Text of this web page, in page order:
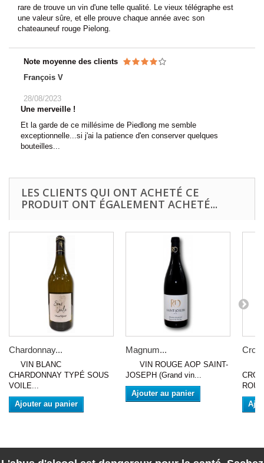
rare de trouve un vin d'une telle qualité. Le vieux télégraphe est
une valeur sûre, et elle prouve chaque année avec son
chateauneuf rouge Pielong.
Note moyenne des clients
François V
28/08/2023
Une merveille !
Et la garde de ce millésime de Piedlong me semble
exceptionnelle...si j'ai la patience d'en conserver quelques
bouteilles...
LES CLIENTS QUI ONT ACHETÉ CE
PRODUIT ONT ÉGALEMENT ACHETÉ...
Chardonnay...
VIN BLANC
CHARDONNAY TYPÉ SOUS
VOILE...
Ajouter au panier
Magnum...
VIN ROUGE AOP SAINT-
JOSEPH (Grand vin...
Ajouter au panier